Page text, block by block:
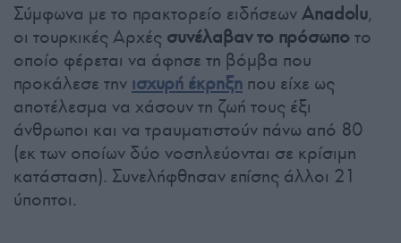
Σύμφωνα με το πρακτορείο ειδήσεωνAnadolu,
οι τουρκικές Αρχές συνέλαβαν το πρόσωποτο
οποίο φέρεται να άφησε τη βόμβα που
προκάλεσε την ισχυρή έκρηξη που είχε ως
αποτέλεσμα να χάσουν τη ζωή τους έξι
άνθρωποι και να τραυματιστούν πάνω από 80
(εκ των οποίων δύο νοσηλεύονται σε κρίσιμη
κατάσταση). Συνελήφθησαν επίσης άλλοι 21
ύποπτοι.